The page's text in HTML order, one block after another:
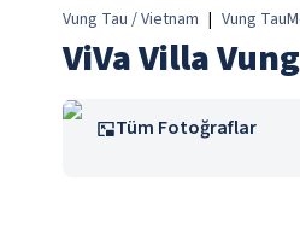
Vung Tau / Vietnam | Vung Tau
ViVa Villa
Tüm Fotoğraflar